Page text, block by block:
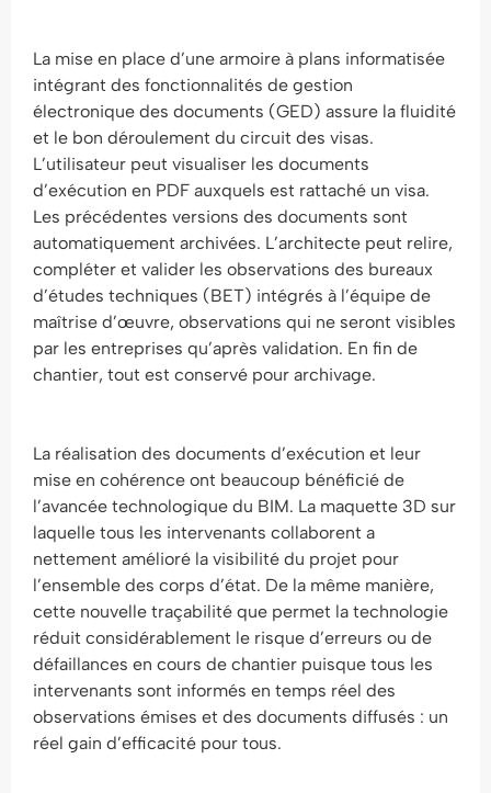
La mise en place d’une armoire à plans informatisée
intégrant des fonctionnalités de gestion
électronique des documents (GED) assure la fluidité
et le bon déroulement du circuit des visas.
L’utilisateur peut visualiser les documents
d’exécution en PDF auxquels est rattaché un visa.
Les précédentes versions des documents sont
automatiquement archivées. L’architecte peut relire,
compléter et valider les observations des bureaux
d’études techniques (BET) intégrés à l’équipe de
maîtrise d’œuvre, observations qui ne seront visibles
par les entreprises qu’après validation. En fin de
chantier, tout est conservé pour archivage.
La réalisation des documents d’exécution et leur
mise en cohérence ont beaucoup bénéficié de
l’avancée technologique du BIM. La maquette 3D sur
laquelle tous les intervenants collaborent a
nettement amélioré la visibilité du projet pour
l’ensemble des corps d’état. De la même manière,
cette nouvelle traçabilité que permet la technologie
réduit considérablement le risque d’erreurs ou de
défaillances en cours de chantier puisque tous les
intervenants sont informés en temps réel des
observations émises et des documents diffusés : un
réel gain d’efficacité pour tous.